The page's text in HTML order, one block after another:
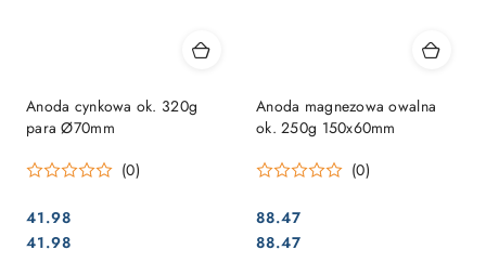
Anoda cynkowa ok. 320g
para Ø70mm
(0)
Cena:
41.98
Cena:
41.98
Anoda magnezowa owalna
ok. 250g 150x60mm
(0)
Cena:
88.47
Cena:
88.47